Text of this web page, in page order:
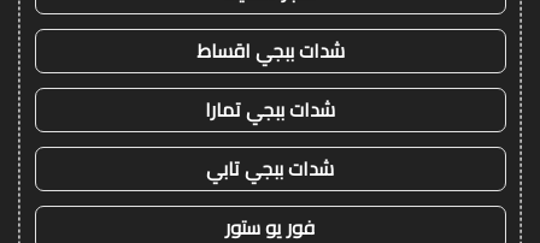
شدات ببجي اقساط
شدات ببجي تمارا
شدات ببجي تابي
فور يو ستور